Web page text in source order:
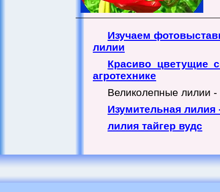
Изучаем
лилии
Красиво цветущие
агротехнике
Великолепные лилии -
Изумительная лилия
лилия тайгер вудс